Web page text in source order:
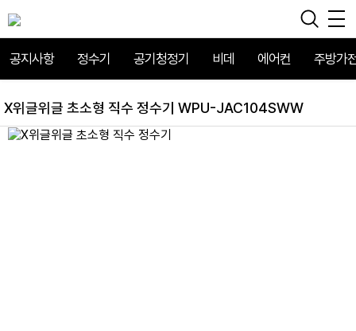
공지사항 정수기 공기청정기 비데 에어컨 주방가
X위글위글 초소형 직수 정수기 WPU-JAC104SWW